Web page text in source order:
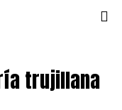
trujillana